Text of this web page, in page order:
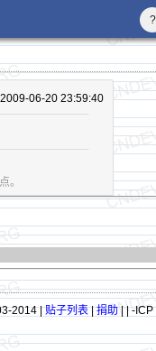
?
06-20 23:59:40
。
2014 |贴子列表|捐助|| -ICP